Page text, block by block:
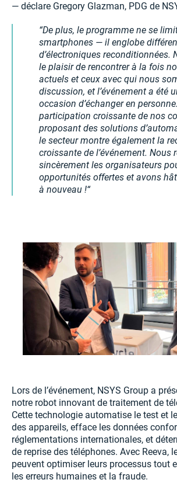
— déclare Gregory Glazman, PDG de
De plus, le programme ne se
smartphones — il englobe
d’électroniques reconditionnées.
le plaisir de rencontrer à la fois
actuels et ceux avec qui nous
discussion, et l’événement a été
occasion d’échanger en
participation croissante de nos
proposant des solutions
le secteur montre également la
croissante de l’événement. Nous
sincèrement les organisateurs
opportunités offertes et avons
à nouveau !
Lors de l’événement, NSYS Group a
notre robot innovant de traitement de
Cette technologie automatise le test et
des appareils, efface les données
réglementations internationales, et
de reprise des téléphones. Avec Reeva,
peuvent optimiser leurs processus tout
les erreurs humaines et la fraude.